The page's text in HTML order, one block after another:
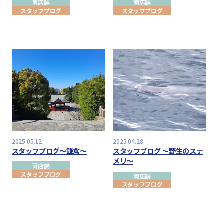
両店舗
スタッフブログ
両店舗
スタッフブログ
2025.05.12
スタッフブログ～鎌倉～
両店舗
スタッフブログ
2025.04.28
スタッフブログ ～野生のスナ
メリ～
両店舗
スタッフブログ